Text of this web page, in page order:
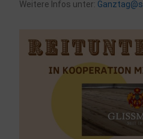
Weitere Infos unter:
s@gat
znaG